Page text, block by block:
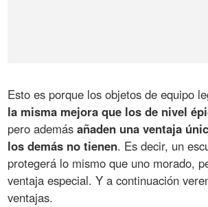
Esto es porque los objetos de equipo
la misma mejora que los de nivel
pero ademásañaden una ventaja
los demás no tienen. Es decir, un
protegerá lo mismo que uno morado,
ventaja especial. Y a continuación
ventajas.